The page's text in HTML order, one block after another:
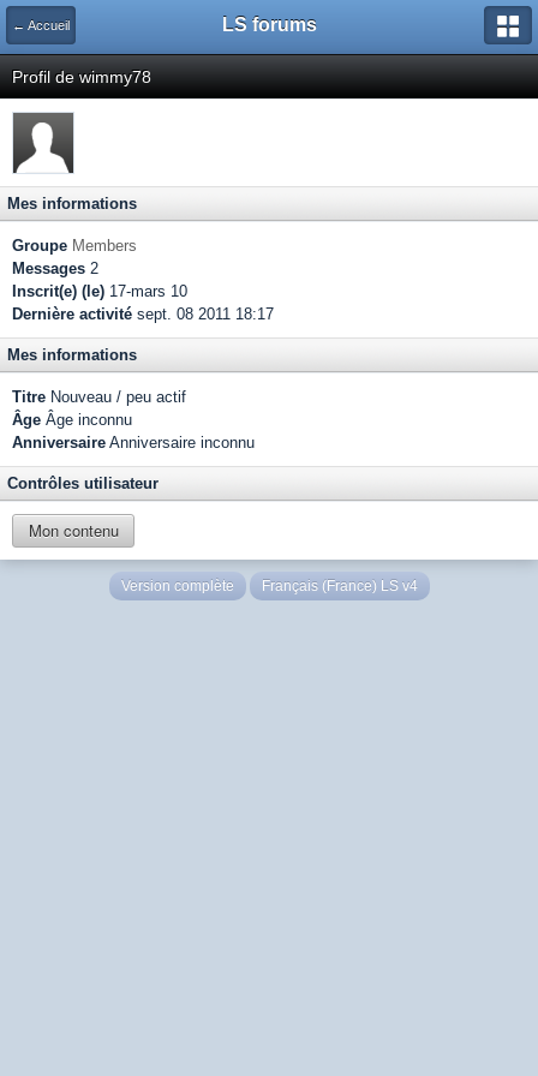
← Accueil LS forums
Profil de wimmy78
Mes informations
Groupe Members
Messages 2
Inscrit(e) (le) 17-mars 10
Dernière activité sept. 08 2011 18:17
Mes informations
Titre Nouveau / peu actif
Âge Âge inconnu
Anniversaire Anniversaire inconnu
Contrôles utilisateur
Mon contenu
Version complète Français (France) LS v4